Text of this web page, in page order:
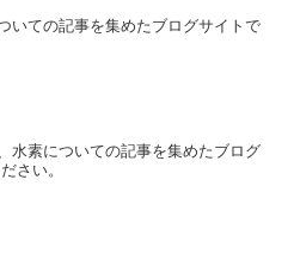
いての記事を集めたブログサイトで
水素についての記事を集めたブログ
さい。